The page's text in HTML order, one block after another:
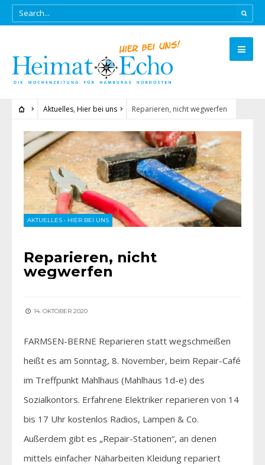
Aktuelles, Hier bei uns Reparieren, nicht wegwerfen
AKTUELLES • HIER BEI UNS
Reparieren, nicht
wegwerfen
14. OKTOBER 2020
FARMSEN-BERNE Reparieren statt wegschmeißen
heißt es am Sonntag, 8. November, beim Repair-Café
im Treffpunkt Mahlhaus (Mahlhaus 1d-e) des
Sozialkontors. Erfahrene Elektriker reparieren von 14
bis 17 Uhr kostenlos Radios, Lampen & Co.
Außerdem gibt es „Repair-Stationen“, an denen
mittels einfacher Näharbeiten Kleidung repariert